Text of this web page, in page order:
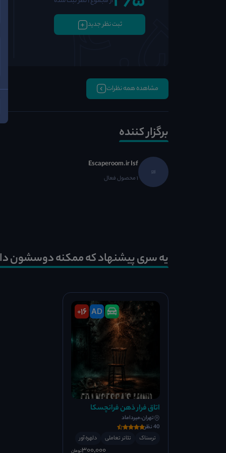
ثبت نظر جدید
مشاهده همه نظرات
برگزار کننده
Escaperoom.ir Isf
1 محصول فعال
یه سری پیشنهاد که ممکنه دوسشون
AD
16
+
اتاق فرار ذهن فرانچسکا
تهران،میرداماد
40 نظر
ترسناک
تئاتر تعاملی دلهره آور
تومان